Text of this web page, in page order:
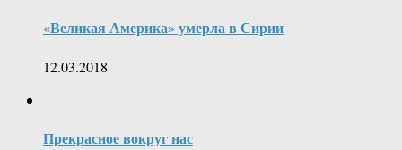
«Великая Америка» умерла в Сирии
12.03.2018
Прекрасное вокруг нас